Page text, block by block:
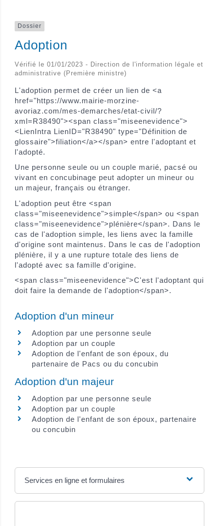
Dossier
Adoption
Vérifié le 01/01/2023 - Direction de l'information légale et
administrative (Première ministre)
L'adoption permet de créer un lien de <a
href="https://www.mairie-morzine-
avoriaz.com/mes-demarches/etat-civil/?
xml=R38490"><span class="miseenevidence">
<LienIntra LienID="R38490" type="Définition de
glossaire">filiation</a></span> entre l'adoptant et
l'adopté.
Une personne seule ou un couple marié, pacsé ou
vivant en concubinage peut adopter un mineur ou
un majeur, français ou étranger.
L'adoption peut être <span
class="miseenevidence">simple</span> ou <span
class="miseenevidence">plénière</span>. Dans le
cas de l'adoption simple, les liens avec la famille
d'origine sont maintenus. Dans le cas de l'adoption
plénière, il y a une rupture totale des liens de
l'adopté avec sa famille d'origine.
<span class="miseenevidence">C'est l'adoptant qui
doit faire la demande de l'adoption</span>.
Adoption d'un mineur
Adoption par une personne seule
Adoption par un couple
Adoption de l'enfant de son époux, du
partenaire de Pacs ou du concubin
Adoption d'un majeur
Adoption par une personne seule
Adoption par un couple
Adoption de l'enfant de son époux, partenaire
ou concubin
Services en ligne et formulaires